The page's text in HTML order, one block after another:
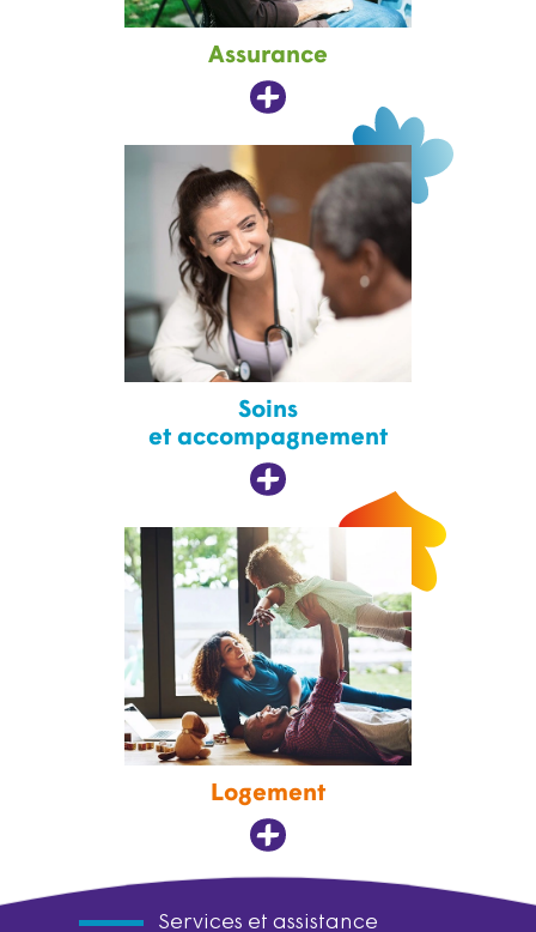
Assurance
Soins
et accompagnement
Logement
Services et assistance